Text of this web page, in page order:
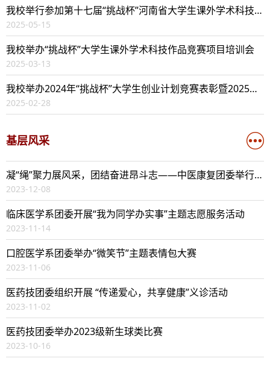
我校举行参加第十七届“挑战杯”河南省大学生课外学术科技作品竞赛出...
2025-05-15
我校举办“挑战杯”大学生课外学术科技作品竞赛项目培训会
2025-03-13
我校举办2024年“挑战杯”大学生创业计划竞赛表彰暨2025年“挑战杯”...
2025-02-28
基层风采
凝“绳”聚力展风采，团结奋进昂斗志——中医康复团委举行拔河比赛
2023-12-08
临床医学系团委开展“我为同学办实事”主题志愿服务活动
2023-11-14
口腔医学系团委举办“微笑节”主题表情包大赛
2023-11-06
医药技团委组织开展 “传递爱心，共享健康”义诊活动
2023-11-02
医药技团委举办2023级新生球类比赛
2023-10-16